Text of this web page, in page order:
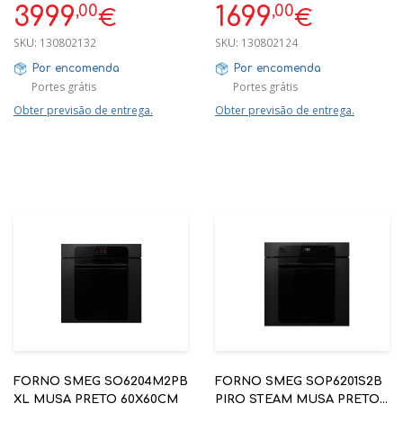
3999,00€
SKU: 130802132
Por encomenda
Portes grátis
Obter previsão de entrega.
1699,00€
SKU: 130802124
Por encomenda
Portes grátis
Obter previsão de entrega.
FORNO SMEG SO6204M2PB
XL MUSA PRETO 60X60CM
FORNO SMEG SOP6201S2B
PIRO STEAM MUSA PRETO